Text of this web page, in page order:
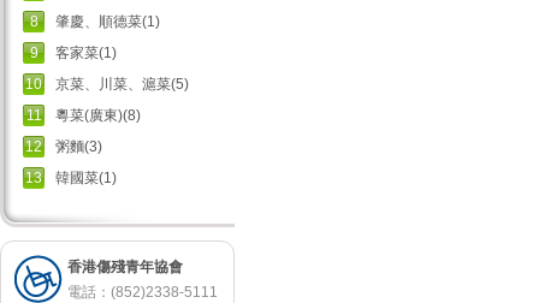
8
肇慶、順德菜(1)
9
客家菜(1)
10
京菜、川菜、滬菜(5)
11
粵菜(廣東)(8)
12
粥麵(3)
13
韓國菜(1)
香港傷殘青年協會
電話：(852)2338-5111